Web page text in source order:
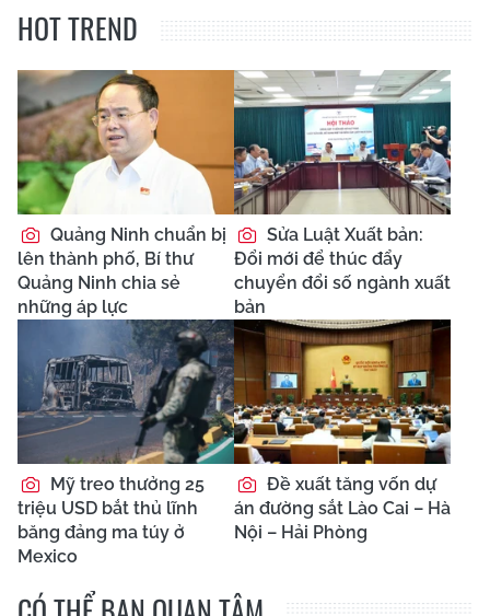
HOT TREND
Quảng Ninh chuẩn bị
lên thành phố, Bí thư
Quảng Ninh chia sẻ
những áp lực
Sửa Luật Xuất bản:
Đổi mới để thúc đẩy
chuyển đổi số ngành xuất
bản
Mỹ treo thưởng 25
triệu USD bắt thủ lĩnh
băng đảng ma túy ở
Mexico
Đề xuất tăng vốn dự
án đường sắt Lào Cai – Hà
Nội – Hải Phòng